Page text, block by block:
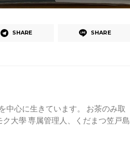
SHARE SHARE
中心に生きています。 お茶のみ取
大學 専属管理人、くだまつ笠戸島